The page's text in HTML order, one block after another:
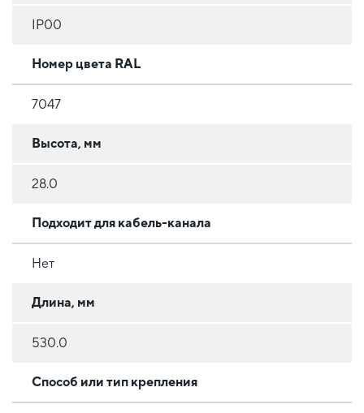
IP00
Номер цвета RAL
7047
Высота, мм
28.0
Подходит для кабель-канала
Нет
Длина, мм
530.0
Способ или тип крепления